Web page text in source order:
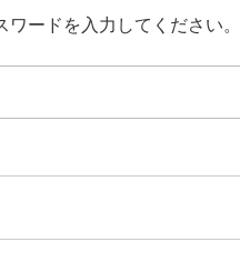
ードを入力してください。